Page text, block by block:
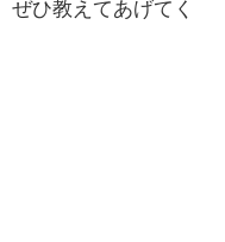
ぜひ教えてあげてく